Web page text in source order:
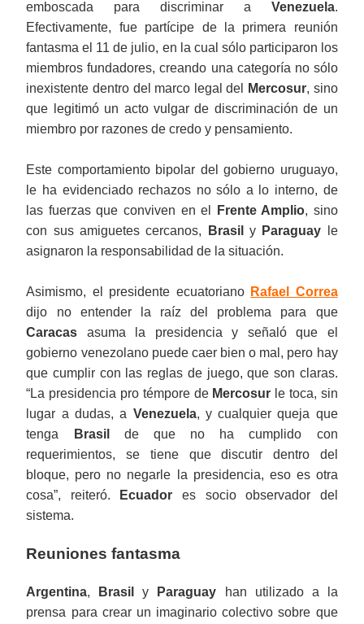
emboscada para discriminar a Venezuela.
Efectivamente, fue partícipe de la primera reunión
fantasma el 11 de julio, en la cual sólo participaron los
miembros fundadores, creando una categoría no sólo
inexistente dentro del marco legal del
Mercosur, sino
que legitimó un acto vulgar de discriminación de un
miembro por razones de credo y pensamiento.
Este comportamiento bipolar del gobierno uruguayo,
le ha evidenciado rechazos no sólo a lo interno, de
las fuerzas que conviven en el
Frente Amplio, sino
con sus amiguetes cercanos,
Brasil y Paraguay le
asignaron la responsabilidad de la situación.
Asimismo, el presidente ecuatoriano Rafael Correa
dijo no entender la raíz del problema para que
Caracas asuma la presidencia y señaló que el
gobierno venezolano puede caer bien o mal, pero hay
que cumplir con las reglas de juego, que son claras.
“La presidencia pro témpore de Mercosur le toca, sin
lugar a dudas, a Venezuela, y cualquier queja que
tenga
Brasil
de que no ha cumplido con
requerimientos, se tiene que discutir dentro del
bloque, pero no negarle la presidencia, eso es otra
cosa”, reiteró.
Ecuador es socio observador del
sistema.
Reuniones fantasma
Argentina, Brasily Paraguay han utilizado a la
prensa para crear un imaginario colectivo sobre que